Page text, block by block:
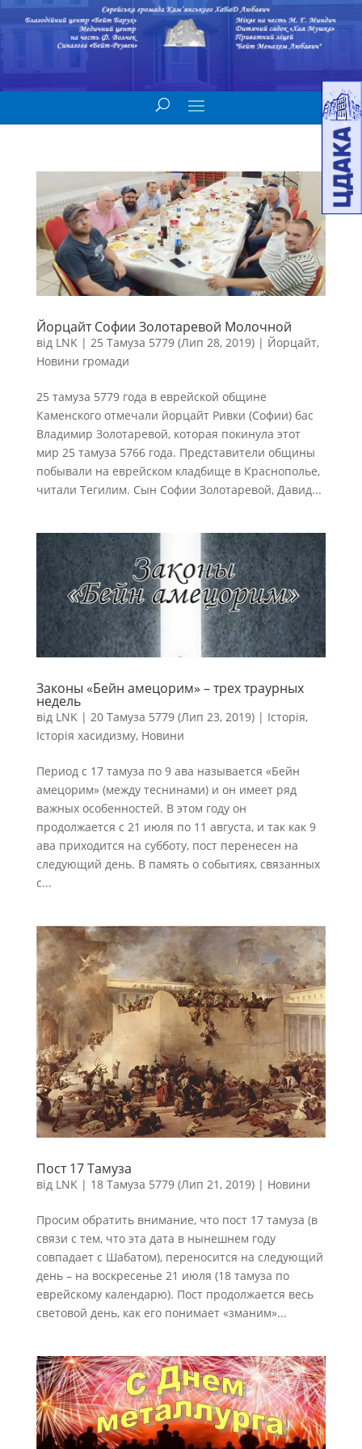
Йорцайт Софии Золотаревой Молочной
від LNK| 25 Тамуза 5779 (Лип 28, 2019)| Йорцайт,
Новини громади
25 тамуза 5779 года в еврейской общине
Каменского отмечали йорцайт Ривки (Софии) бас
Владимир Золотаревой, которая покинула этот
мир 25 тамуза 5766 года. Представители общины
побывали на еврейском кладбище в Краснополье,
читали Тегилим. Сын Софии Золотаревой, Давид...
Законы «Бейн амецорим» – трех траурных
недель
від LNK | 20 Тамуза 5779 (Лип 23, 2019)| Історія,
Історія хасидизму, Новини
Период с 17 тамуза по 9 ава называется «Бейн
амецорим» (между теснинами) и он имеет ряд
важных особенностей. В этом году он
продолжается с 21 июля по 11 августа, и так как 9
ава приходится на субботу, пост перенесен на
следующий день. В память о событиях, связанных
с...
Пост 17 Тамуза
від LNK| 18 Тамуза 5779 (Лип 21, 2019)| Новини
Просим обратить внимание, что пост 17 тамуза (в
связи с тем, что эта дата в нынешнем году
совпадает с Шабатом), переносится на следующий
день – на воскресенье 21 июля (18 тамуза по
еврейскому календарю). Пост продолжается весь
световой день, как его понимает «зманим»...